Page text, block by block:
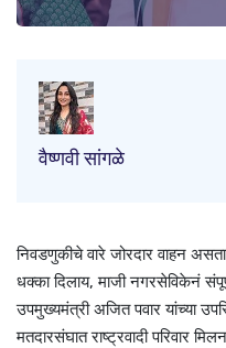
वैष्णवी सांगळे
निवडणुकीचे वारे जोरदार वाहन
धक्का दिलाय, माजी नगरसेविकेनं
उपमुख्यमंत्री अजित पवार यांच्या
मतदारसंघात राष्ट्रवादी परिवार